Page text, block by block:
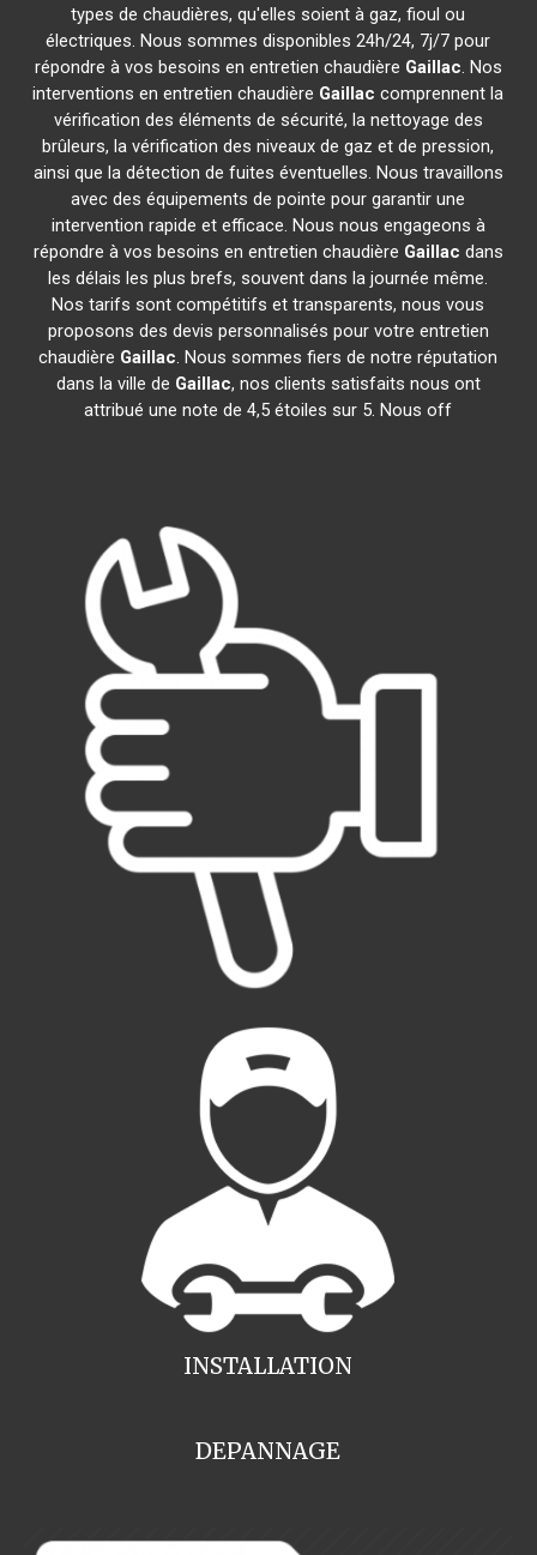
types de chaudières, qu'elles soient à gaz, fioul ou
électriques. Nous sommes disponibles 24h/24, 7j/7 pour
répondre à vos besoins en entretien chaudière Gaillac. Nos
interventions en entretien chaudière Gaillac comprennent la
vérification des éléments de sécurité, la nettoyage des
brûleurs, la vérification des niveaux de gaz et de pression,
ainsi que la détection de fuites éventuelles. Nous travaillons
avec des équipements de pointe pour garantir une
intervention rapide et efficace. Nous nous engageons à
répondre à vos besoins en entretien chaudière Gaillac dans
les délais les plus brefs, souvent dans la journée même.
Nos tarifs sont compétitifs et transparents, nous vous
proposons des devis personnalisés pour votre entretien
chaudière Gaillac. Nous sommes fiers de notre réputation
dans la ville de Gaillac, nos clients satisfaits nous ont
attribué une note de 4,5 étoiles sur 5. Nous off
INSTALLATION
DEPANNAGE